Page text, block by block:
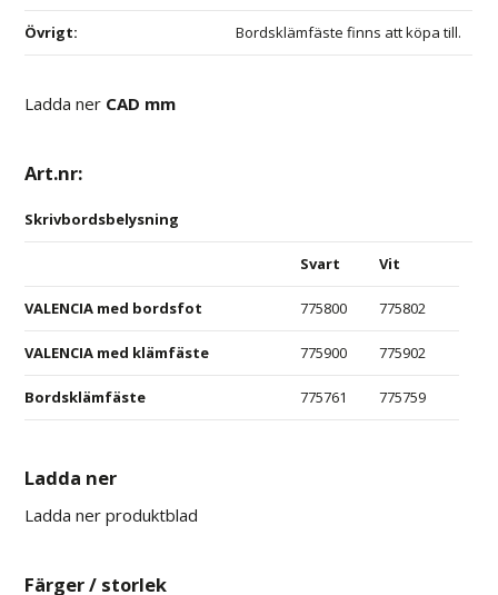
Övrigt: Bordsklämfäste finns att köpa till.
Ladda ner CAD mm
Art.nr:
Skrivbordsbelysning
Svart Vit
VALENCIA med bordsfot 775800 775802
VALENCIA med klämfäste 775900 775902
Bordsklämfäste 775761 775759
Ladda ner
Ladda ner produktblad
Färger / storlek